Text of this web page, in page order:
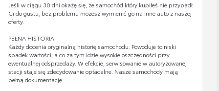
Jeśli w ciągu 30 dni okażę się, że samochód który kupiłeś nie przypadł
Ci do gustu, bez problemu możesz wymienić go na inne auto z naszej
oferty.
PEŁNA HISTORIA
Każdy docenia oryginalną historię samochodu. Powoduje to niski
spadek wartości, a co za tym idzie wysokie oszczędności przy
ewentualnej odsprzedaży. W efekcie, serwisowanie w autoryzowanej
stacji staje się zdecydowanie opłacalne. Nasze samochody mają
pełną dokumentację.